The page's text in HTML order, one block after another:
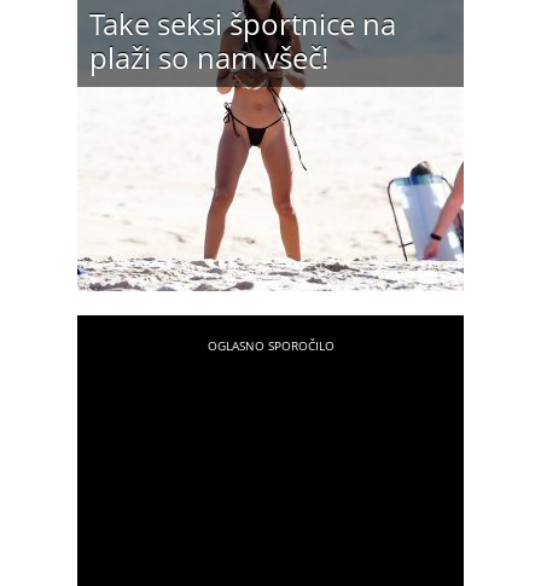
Take seksi športnice na
plaži so nam všeč!